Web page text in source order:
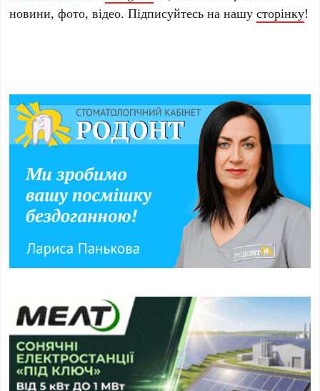
новини, фото, відео. Підписуйтесь на нашусторінку!